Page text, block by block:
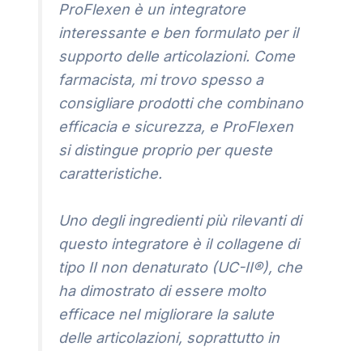
ProFlexen è un integratore
interessante e ben formulato per il
supporto delle articolazioni. Come
farmacista, mi trovo spesso a
consigliare prodotti che combinano
efficacia e sicurezza, e ProFlexen
si distingue proprio per queste
caratteristiche.
Uno degli ingredienti più rilevanti di
questo integratore è il collagene di
tipo II non denaturato (UC-II®), che
ha dimostrato di essere molto
efficace nel migliorare la salute
delle articolazioni, soprattutto in